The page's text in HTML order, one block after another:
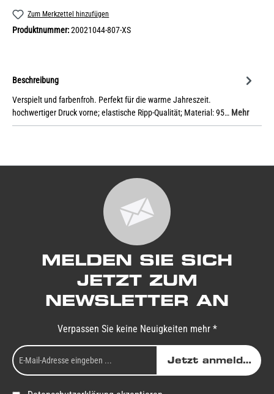
Zum Merkzettel hinzufügen
Produktnummer:20021044-807-XS
Beschreibung
Verspielt und farbenfroh. Perfekt für die warme Jahreszeit.
hochwertiger Druck vorne; elastische Ripp-Qualität; Material: 95… Mehr
MELDEN SIE SICH
JETZT ZUM
NEWSLETTER AN
Verpassen Sie keine Neuigkeiten mehr *
Jetzt anmelden